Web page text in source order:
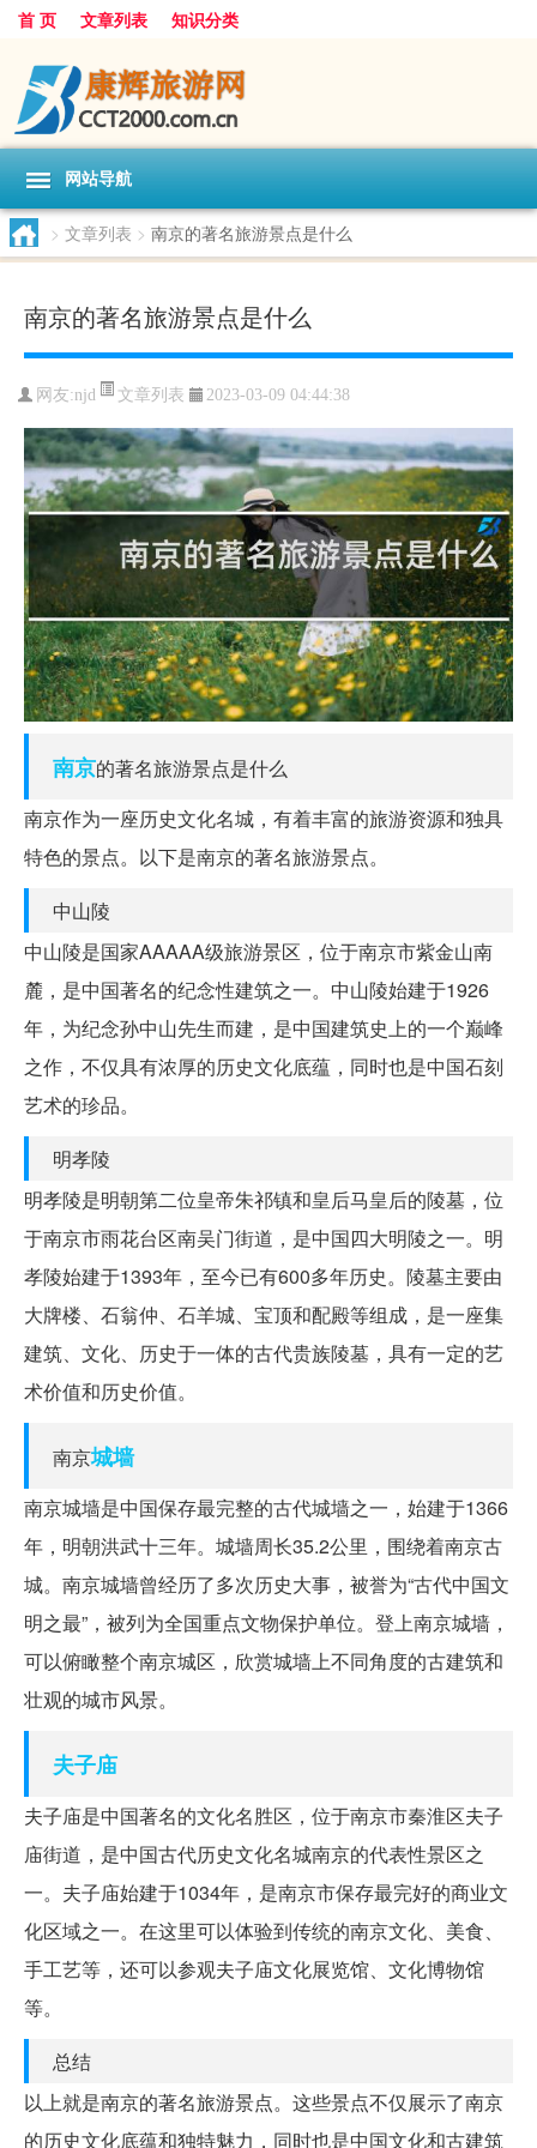
首 页 文章列表 知识分类
网站导航
> 文章列表 > 南京的著名旅游景点是什么
南京的著名旅游景点是什么
网友:njd 文章列表 2023-03-09 04:44:38
南京的著名旅游景点是什么
南京作为一座历史文化名城，有着丰富的旅游资源和独具
特色的景点。以下是南京的著名旅游景点。
中山陵
中山陵是国家AAAAA级旅游景区，位于南京市紫金山南
麓，是中国著名的纪念性建筑之一。中山陵始建于1926
年，为纪念孙中山先生而建，是中国建筑史上的一个巅峰
之作，不仅具有浓厚的历史文化底蕴，同时也是中国石刻
艺术的珍品。
明孝陵
明孝陵是明朝第二位皇帝朱祁镇和皇后马皇后的陵墓，位
于南京市雨花台区南吴门街道，是中国四大明陵之一。明
孝陵始建于1393年，至今已有600多年历史。陵墓主要由
大牌楼、石翁仲、石羊城、宝顶和配殿等组成，是一座集
建筑、文化、历史于一体的古代贵族陵墓，具有一定的艺
术价值和历史价值。
南京城墙
南京城墙是中国保存最完整的古代城墙之一，始建于1366
年，明朝洪武十三年。城墙周长35.2公里，围绕着南京古
城。南京城墙曾经历了多次历史大事，被誉为“古代中国文
明之最”，被列为全国重点文物保护单位。登上南京城墙，
可以俯瞰整个南京城区，欣赏城墙上不同角度的古建筑和
壮观的城市风景。
夫子庙
夫子庙是中国著名的文化名胜区，位于南京市秦淮区夫子
庙街道，是中国古代历史文化名城南京的代表性景区之
一。夫子庙始建于1034年，是南京市保存最完好的商业文
化区域之一。在这里可以体验到传统的南京文化、美食、
手工艺等，还可以参观夫子庙文化展览馆、文化博物馆
等。
总结
以上就是南京的著名旅游景点。这些景点不仅展示了南京
的历史文化底蕴和独特魅力，同时也是中国文化和古建筑